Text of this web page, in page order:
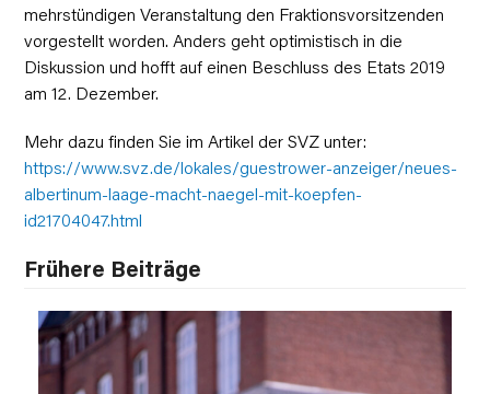
mehrstündigen Veranstaltung den Fraktionsvorsitzenden
vorgestellt worden. Anders geht optimistisch in die
Diskussion und hofft auf einen Beschluss des Etats 2019
am 12. Dezember.
Mehr dazu finden Sie im Artikel der SVZ unter:
https://www.svz.de/lokales/guestrower-anzeiger/neues-
albertinum-laage-macht-naegel-mit-koepfen-
id21704047.html
Frühere Beiträge